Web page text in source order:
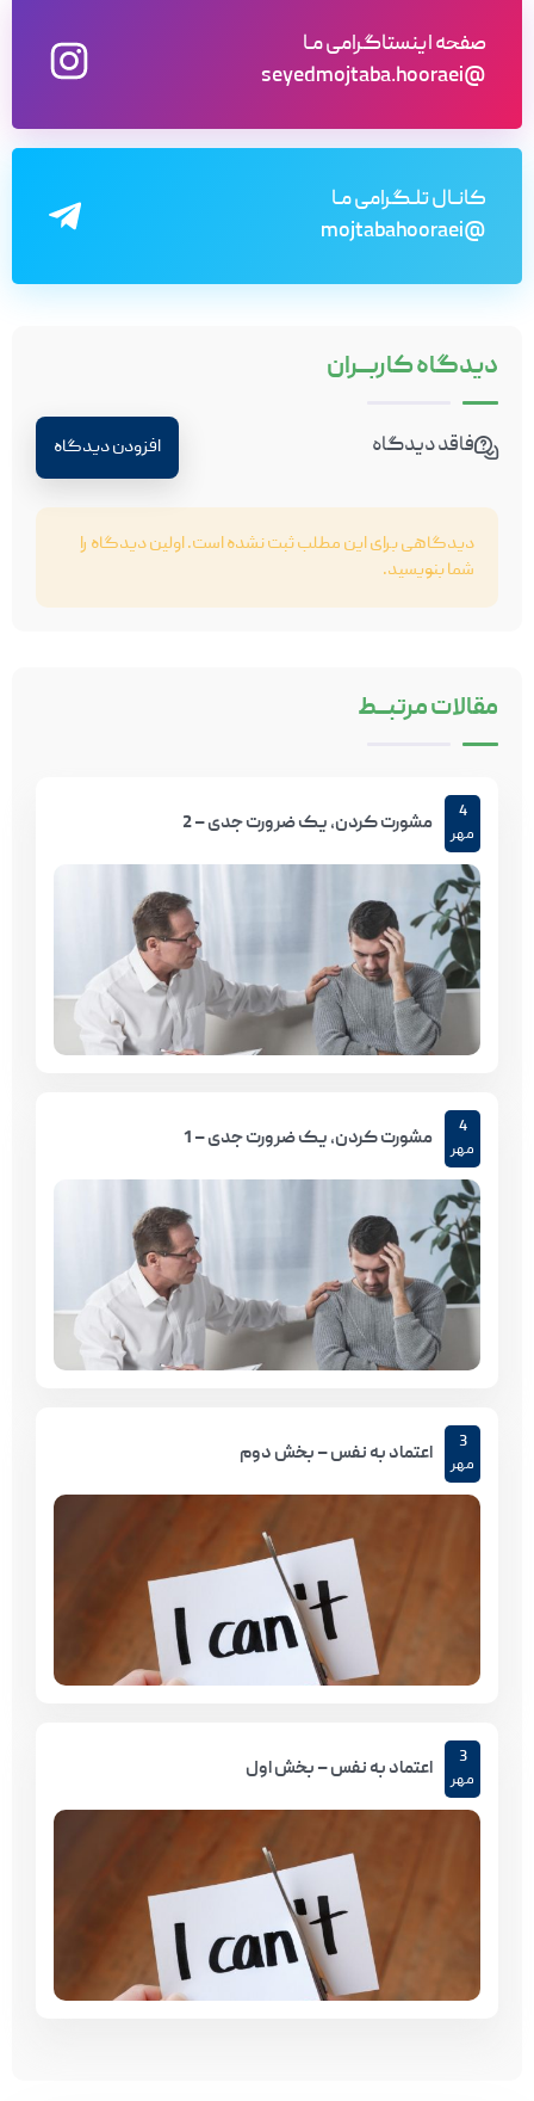
صفحه اینستاگرامی مـا
@seyedmojtaba.hooraei
کانـال تلـگرامی مـا
@mojtabahooraei
دیدگاهکاربـــران
فاقد دیدگاه افزودن دیدگاه
دیدگاهی برای این مطلب ثبت نشده است. اولین دیدگاه را
شما بنویسید.
مقالاتمرتبـــط
4
مهر
مشورت کردن، یک ضرورت جدی – 2
4
مهر
مشورت کردن، یک ضرورت جدی – 1
3
مهر
اعتماد به نفس – بخش دوم
3
مهر
اعتماد به نفس – بخش اول